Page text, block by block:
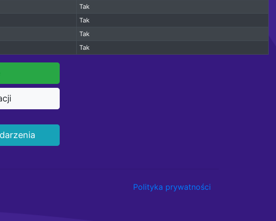
Tak
Tak
Tak
Tak
Polityka prywatności